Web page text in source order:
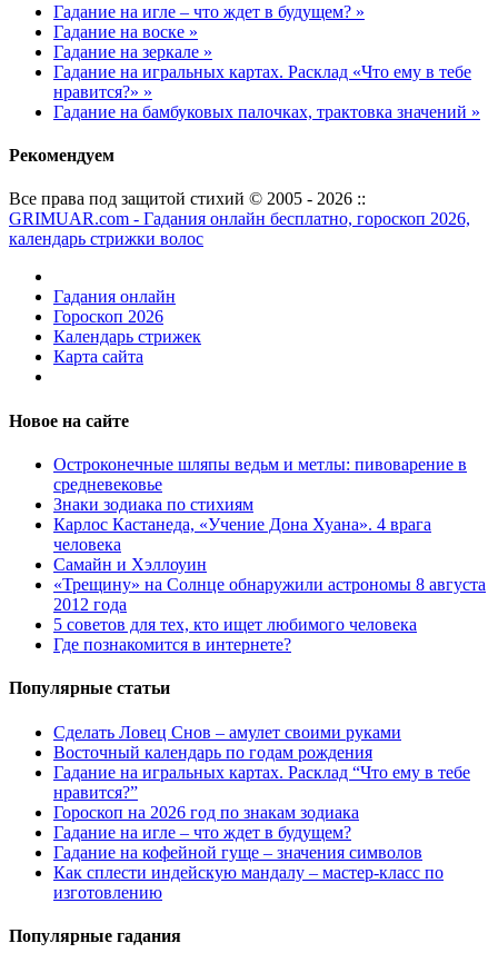
Гадание на игле – что ждет в будущем? »
Гадание на воске »
Гадание на зеркале »
Гадание на игральных картах. Расклад «Что ему в тебе
нравится?» »
Гадание на бамбуковых палочках, трактовка значений »
Рекомендуем
Все права под защитой стихий © 2005 - 2026 ::
GRIMUAR.com - Гадания онлайн бесплатно, гороскоп 2026,
календарь стрижки волос
Гадания онлайн
Гороскоп 2026
Календарь стрижек
Карта сайта
Новое на сайте
Остроконечные шляпы ведьм и метлы: пивоварение в
средневековье
Знаки зодиака по стихиям
Карлос Кастанеда, «Учение Дона Хуана». 4 врага
человека
Самайн и Хэллоуин
«Трещину» на Солнце обнаружили астрономы 8 августа
2012 года
5 советов для тех, кто ищет любимого человека
Где познакомится в интернете?
Популярные статьи
Сделать Ловец Снов – амулет своими руками
Восточный календарь по годам рождения
Гадание на игральных картах. Расклад “Что ему в тебе
нравится?”
Гороскоп на 2026 год по знакам зодиака
Гадание на игле – что ждет в будущем?
Гадание на кофейной гуще – значения символов
Как сплести индейскую мандалу – мастер-класс по
изготовлению
Популярные гадания